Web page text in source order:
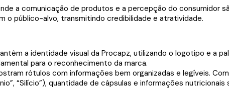
a comunicação de produtos e a percepção do consumidor
o público-alvo, transmitindo credibilidade e atratividade.
a identidade visual da Procapz, utilizando o logotipo e a
para o reconhecimento da marca.
rótulos com informações bem organizadas e legíveis.
“Silício”), quantidade de cápsulas e informações